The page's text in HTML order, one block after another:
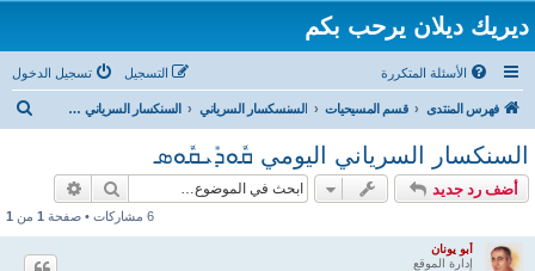
ديريك ديلان يرحب بكم
الأسئلة المتكررة تسجيل الدخول التسجيل
فهرس المنتدى قسم المسيحيات السنسكسار السرياني السنكسار السرياني ܩܽܘܕܺܝܩܽܘܣ لشهر ايلول
السنكسار السرياني اليومي ܩܽܘܕܺܝܩܽܘܣ
أضف رد جديد بحث
6 مشاركات • صفحة 1 من 1
أبو يونان
إدارة الموقع